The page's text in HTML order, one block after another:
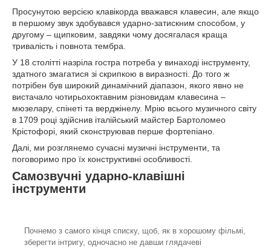
Просунутою версією клавікорда вважався клавесин, але якщо
в першому звук здобувався ударно-затискним способом, у
другому – щипковим, завдяки чому досягалася краща
тривалість і повнота тембра.
У 18 столітті назріла гостра потреба у винаході інструменту,
здатного змагатися зі скрипкою в виразності. До того ж
потрібен був широкий динамічний діапазон, якого явно не
вистачало чотирьохоктавним різновидам клавесина –
мюзелару, спінеті та верджінелу. Мрію всього музичного світу
в 1709 році здійснив італійський майстер Бартоломео
Крістофорі, який сконструював перше фортепіано.
Далі, ми розглянемо сучасні музичні інструменти, та
поговоримо про їх конструктивні особливості.
Самозвучні ударно-клавішні
інструменти
Почнемо з самого кінця списку, щоб, як в хорошому фільмі,
зберегти інтригу, одночасно не давши глядачеві